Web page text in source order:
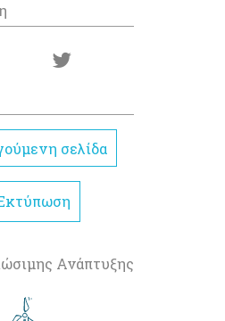
σελίδα
Ανάπτυξης